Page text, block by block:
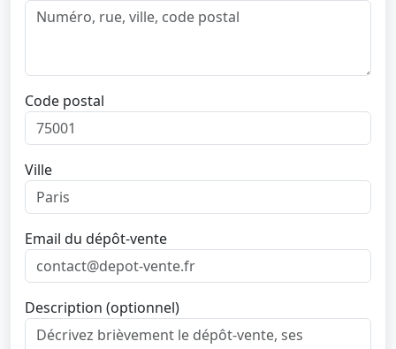
Code postal
Ville
Email du dépôt-vente
Description (optionnel)